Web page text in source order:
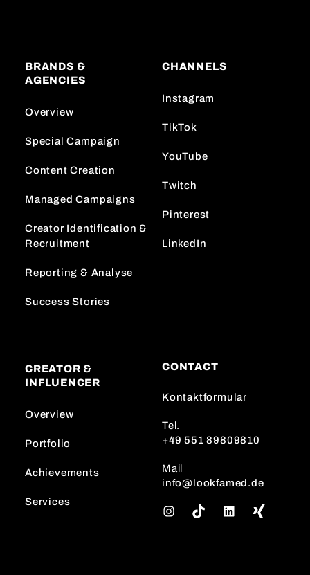
BRANDS &
AGENCIES
Overview
Special Campaign
Content Creation
Managed Campaigns
Creator Identification &
Recruitment
Reporting & Analyse
Success Stories
CHANNELS
Instagram
TikTok
YouTube
Twitch
Pinterest
LinkedIn
CREATOR &
INFLUENCER
Overview
Portfolio
Achievements
Services
CONTACT
Kontaktformular
Tel.
+49 551 89809810
Mail
info@lookfamed.de